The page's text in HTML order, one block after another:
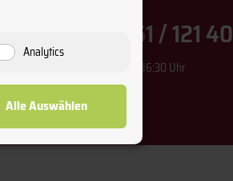
+49 (0) 261 / 121 40
Montag - Donnerstag 9:00 - 16:30 Uhr
Freitag 9:00 - 13:00 Uhr
Analytics
Alle Auswählen